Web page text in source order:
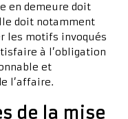
en demeure doit
doit notamment
les motifs invoqués
à l’obligation
et
l’affaire.
de la mise